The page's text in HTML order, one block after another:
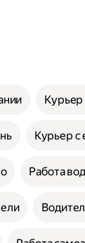
Курьер
Курьер с
Работа